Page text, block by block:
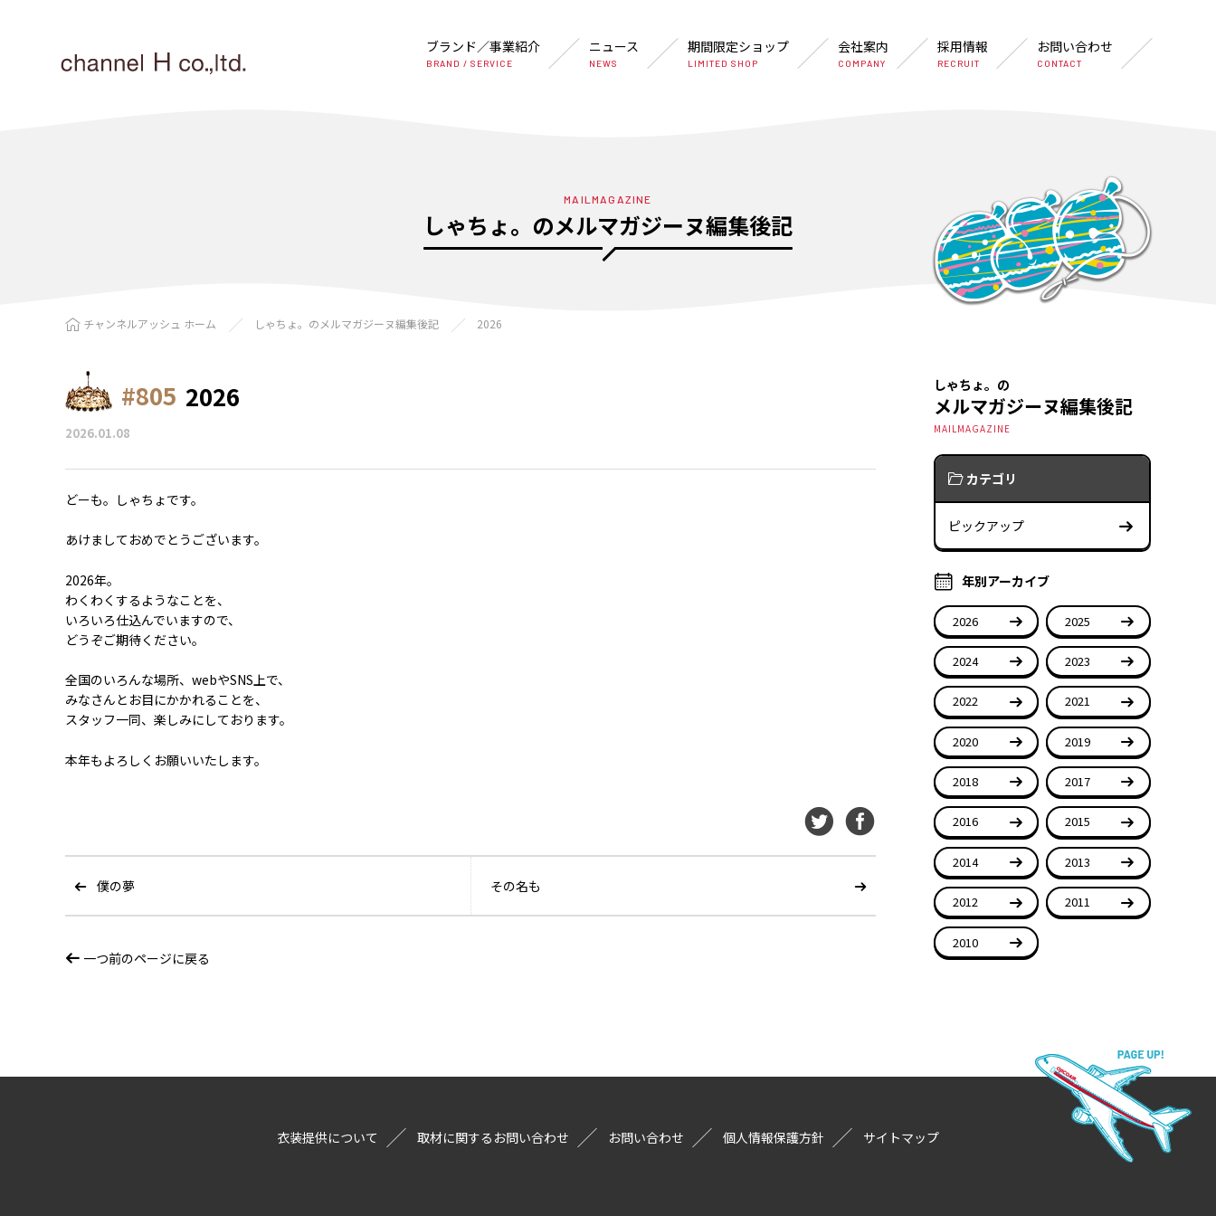
ブランド／事業紹介
BRAND / SERVICE
ニュース
NEWS
期間限定ショップ
LIMITED SHOP
会社案内
COMPANY
採用情報
RECRUIT
お問い合わせ
CONTACT
MAILMAGAZINE
しゃちょ。のメルマガジーヌ編集後記
チャンネルアッシュ ホーム しゃちょ。のメルマガジーヌ編集後記 2026
#805 2026
2026.01.08
どーも。しゃちょです。
あけましておめでとうございます。
2026年。
わくわくするようなことを、
いろいろ仕込んでいますので、
どうぞご期待ください。
全国のいろんな場所、webやSNS上で、
みなさんとお目にかかれることを、
スタッフ一同、楽しみにしております。
本年もよろしくお願いいたします。
僕の夢 その名も
一つ前のページに戻る
しゃちょ。の
メルマガジーヌ編集後記
MAILMAGAZINE
カテゴリ
ピックアップ
年別アーカイブ
2026 2025
2024 2023
2022 2021
2020 2019
2018 2017
2016 2015
2014 2013
2012 2011
2010
衣装提供について 取材に関するお問い合わせ お問い合わせ 個人情報保護方針 サイトマップ